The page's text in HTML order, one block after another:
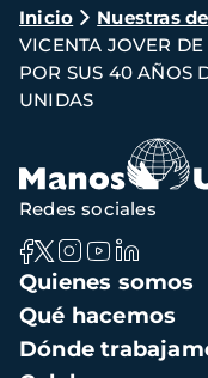
Ruta
de
navegación
Inicio Nuestras
VICENTA JOVER
POR SUS 40 AÑOS
UNIDAS
Navegación
principal
Quienes somos
Qué hacemos
Dónde
Redes sociales